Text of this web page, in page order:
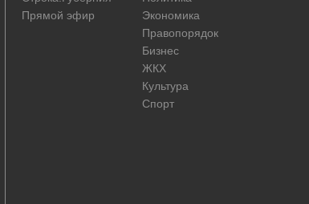
Прямой эфир
Экономика
Правопорядок
Бизнес
ЖКХ
Культура
Спорт